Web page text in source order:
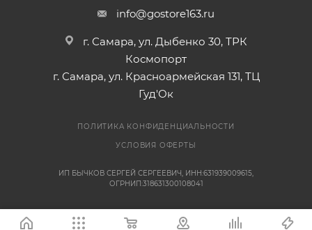
info@gostore163.ru
г. Самара, ул. Дыбенко 30, ТРК
Космопорт
г. Самара, ул. Красноармейская 131, ТЦ
Гуд'Ок
ПОЛИТИКА КОНФИДЕНЦИАЛЬНОСТИ
УСЛОВИЯ ОФЕРТЫ
ИП БЫЧКОВ СЕРГЕЙ СЕРГЕЕВИЧ, ИНН:631939009615,
ОГРНИП:318631300108041